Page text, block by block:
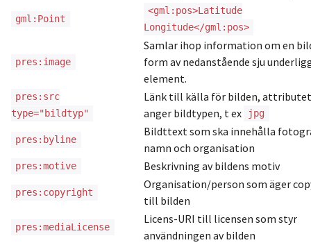
gml:Point
<gml:pos>Latitude
Longitude</gml:pos>
pres:image
Samlar ihop information om en
form av nedanstående sju
element.
pres:src
type="bildtyp"
Länk till källa för bilden,
anger bildtypen, t ex
jpg
pres:byline
Bildttext som ska innehålla
namn och organisation
pres:motive Beskrivning av bildens motiv
pres:copyright
Organisation/person som äger
till bilden
pres:mediaLicense
Licens-URI till licensen som styr
användningen av bilden